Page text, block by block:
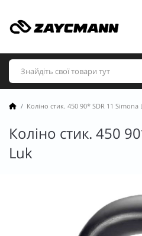
Коліно стик. 450 90* SDR 11 Simona
Коліно стик. 450
Luk